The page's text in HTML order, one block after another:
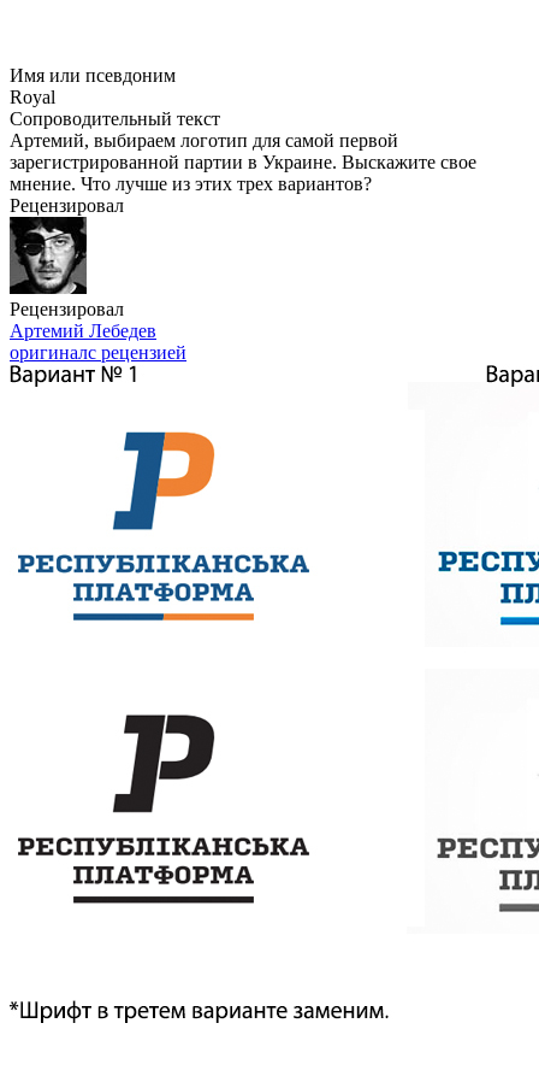
Имя или псевдоним
Royal
Сопроводительный текст
Артемий, выбираем логотип для самой первой
зарегистрированной партии в Украине. Выскажите свое
мнение. Что лучше из этих трех вариантов?
Рецензировал
Рецензировал
Артемий Лебедев
оригиналс рецензией